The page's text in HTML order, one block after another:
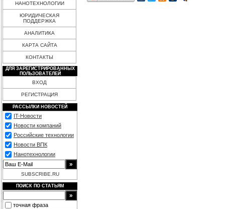
НАНОТЕХНОЛОГИИ
ЮРИДИЧЕСКАЯ
ПОДДЕРЖКА
АНАЛИТИКА
КАРТА САЙТА
КОНТАКТЫ
ДЛЯ ЗАРЕГИСТРИРОВАННЫХ
ПОЛЬЗОВАТЕЛЕЙ
ВХОД
РЕГИСТРАЦИЯ
РАССЫЛКИ НОВОСТЕЙ
IT-Новости
Новости компаний
Российские технологии
Новости ВПК
Нанотехнологии
SUBSCRIBE.RU
ПОИСК ПО СТАТЬЯМ
точная фраза